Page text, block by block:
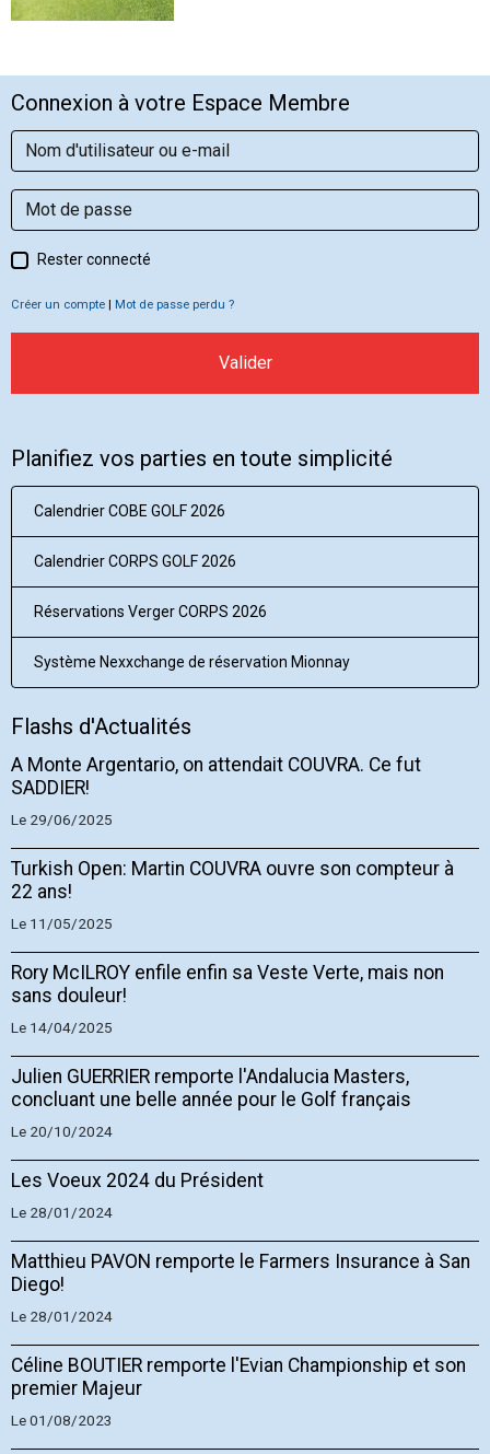
Connexion à votre Espace Membre
Rester connecté
Créer un compte | Mot de passe perdu ?
Valider
Planifiez vos parties en toute simplicité
Calendrier COBE GOLF 2026
Calendrier CORPS GOLF 2026
Réservations Verger CORPS 2026
Système Nexxchange de réservation Mionnay
Flashs d'Actualités
A Monte Argentario, on attendait COUVRA. Ce fut
SADDIER!
Le 29/06/2025
Turkish Open: Martin COUVRA ouvre son compteur à
22 ans!
Le 11/05/2025
Rory McILROY enfile enfin sa Veste Verte, mais non
sans douleur!
Le 14/04/2025
Julien GUERRIER remporte l'Andalucia Masters,
concluant une belle année pour le Golf français
Le 20/10/2024
Les Voeux 2024 du Président
Le 28/01/2024
Matthieu PAVON remporte le Farmers Insurance à San
Diego!
Le 28/01/2024
Céline BOUTIER remporte l'Evian Championship et son
premier Majeur
Le 01/08/2023